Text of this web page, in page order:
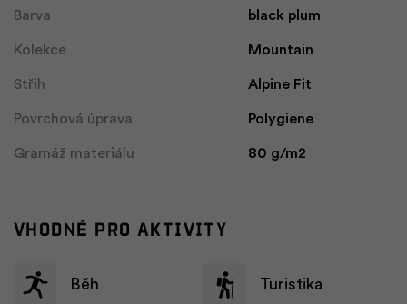
Barva black plum
Kolekce Mountain
Střih Alpine Fit
Povrchová úprava Polygiene
Gramáž materiálu 80 g/m2
Vhodné pro aktivity
Běh Turistika